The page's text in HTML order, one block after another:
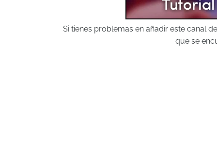
Si tienes problemas en añadir este canal
que se